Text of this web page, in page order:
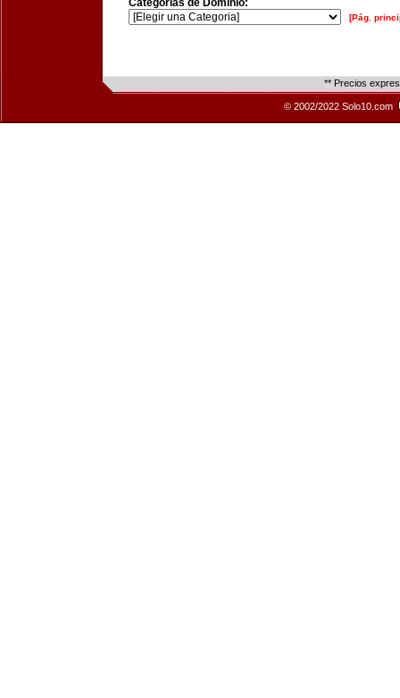
Categorías de Dominio:
[Pág.
** Precios
© 2002/2022 Solo10.com